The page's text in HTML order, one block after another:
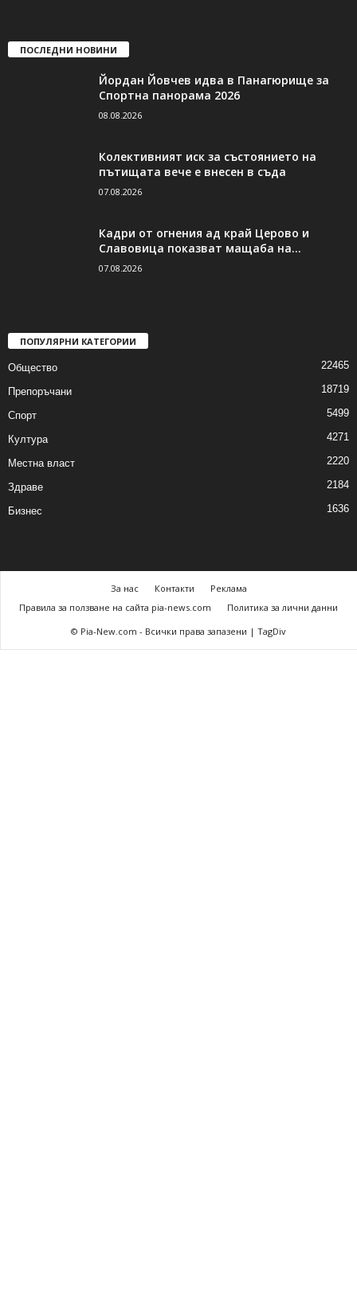
ПОСЛЕДНИ НОВИНИ
Йордан Йовчев идва в Панагюрище за
Спортна панорама 2026
08.08.2026
Колективният иск за състоянието на
пътищата вече е внесен в съда
07.08.2026
Кадри от огнения ад край Церово и
Славовица показват мащаба на...
07.08.2026
ПОПУЛЯРНИ КАТЕГОРИИ
Общество 22465
Препоръчани 18719
Спорт 5499
Култура 4271
Местна власт 2220
Здраве 2184
Бизнес 1636
За нас Контакти
Реклама
Правила за ползване на сайта pia-news.com
Политика за лични данни
© Pia-New.com - Всички права запазени | TagDiv